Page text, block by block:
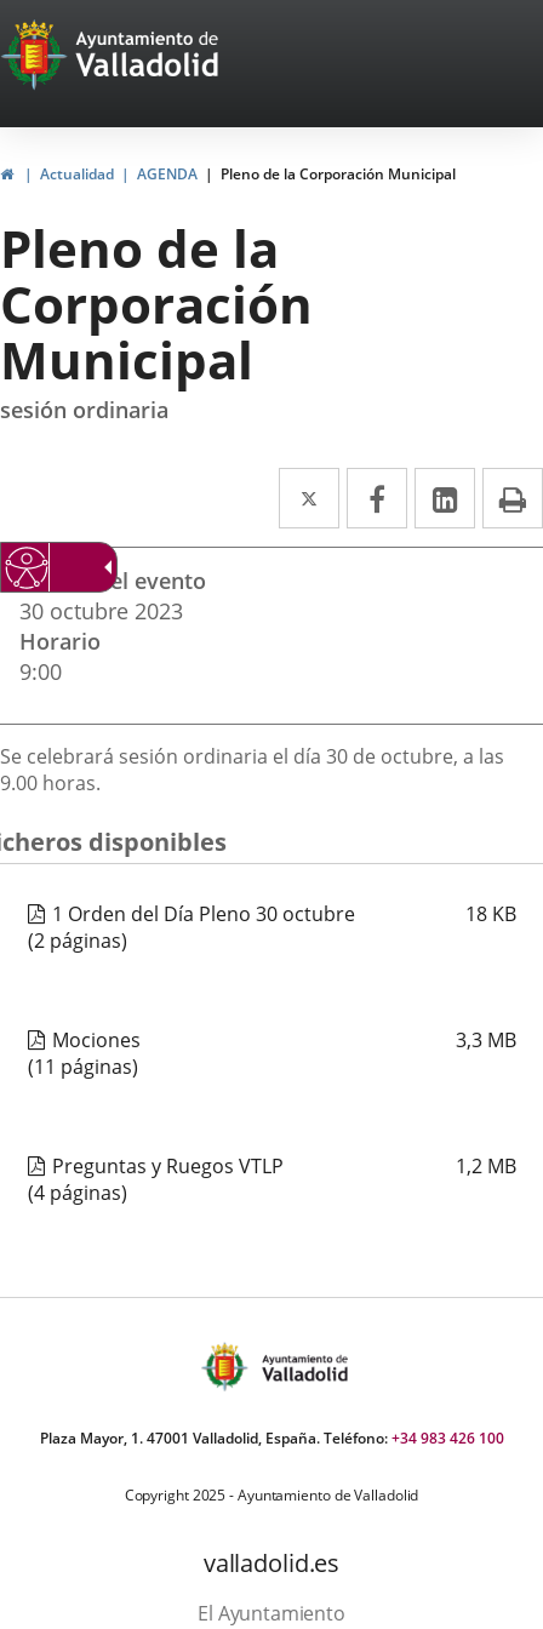
Portal
Web
del
Ayuntamiento
de
Valladolid
InicioActualidad AGENDA Pleno de la Corporación Municipal
Pleno de la
Corporación
Municipal
sesión ordinaria
Twitter
Enlace
a
Facebook
Enlace
a
Enlace
a
Datos
del
evento
Fechas del evento
30 octubre 2023
Horario
9:00
Descripción
Se celebrará sesión ordinaria el día 30 de octubre, a las
9.00 horas.
disponibles
1 Orden del Día Pleno 30 octubre 18 KB
(2 páginas)
Mociones 3,3 MB
(11 páginas)
Preguntas y Ruegos VTLP 1,2 MB
(4 páginas)
Plaza Mayor, 1. 47001 Valladolid, España. Teléfono:+34 983 426 100
Copyright 2025 - Ayuntamiento de Valladolid
valladolid.es
El Ayuntamiento